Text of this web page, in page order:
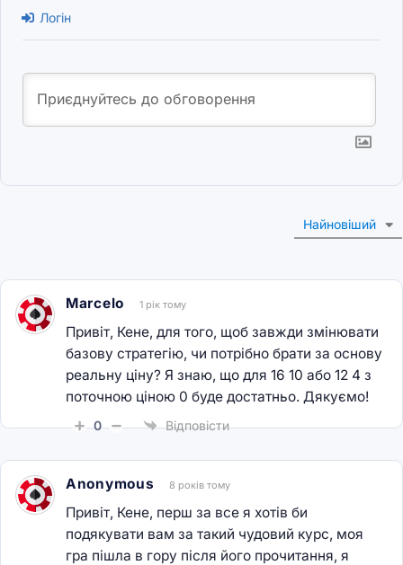
Логін
Найновіший
Marcelo 1 рік тому
Привіт, Кене, для того, щоб завжди змінювати
базову стратегію, чи потрібно брати за основу
реальну ціну? Я знаю, що для 16 10 або 12 4 з
поточною ціною 0 буде достатньо. Дякуємо!
0 Відповісти
Anonymous 8 років тому
Привіт, Кене, перш за все я хотів би
подякувати вам за такий чудовий курс, моя
гра пішла в гору після його прочитання, я